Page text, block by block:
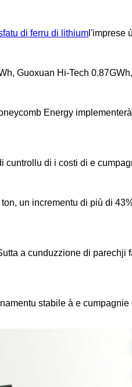
di ferru di lithium l'imprese
Guoxuan Hi-Tech
Energy implementerà
cuntrollu di i costi di e
un incrementu di più di
a cunduzzione di parechji
stabile à e